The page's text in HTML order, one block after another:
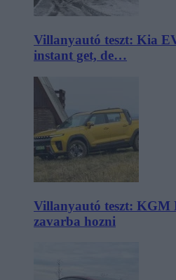
Villanyautó teszt: Kia
instant get, de…
Villanyautó teszt: KGM
zavarba hozni